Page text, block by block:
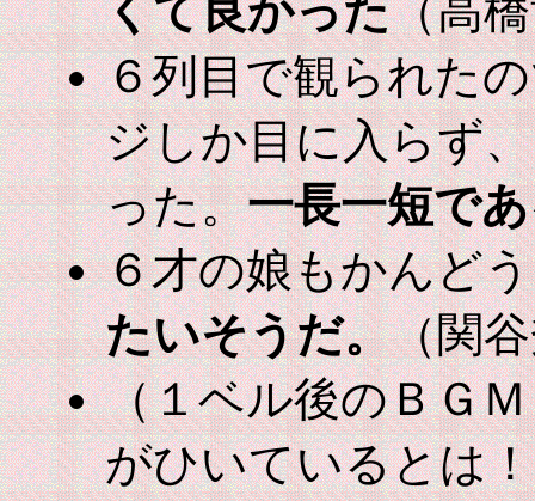
くて良かった（高
６列目で観られた
ジしか目に入らず
った。一長一短で
６才の娘もかんど
たいそうだ。（関
（１ベル後のＢＧ
がひいているとは